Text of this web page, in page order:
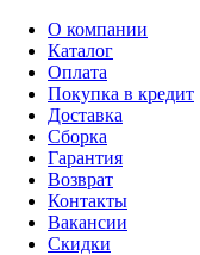
О компании
Каталог
Оплата
Покупка в кредит
Доставка
Сборка
Гарантия
Возврат
Контакты
Вакансии
Скидки